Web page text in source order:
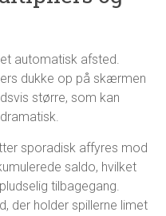
automatisk afsted.
dukke op på skærmen
større, som kan
sporadisk affyres mod
saldo, hvilket
tilbagegang.
der holder spillerne limet